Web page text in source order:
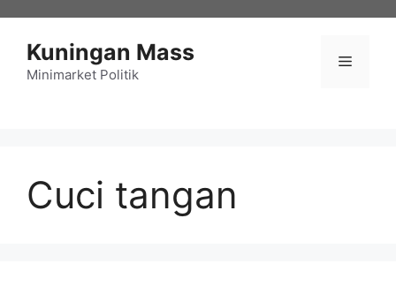
Kuningan Mass
Minimarket Politik
Menu
Cuci tangan